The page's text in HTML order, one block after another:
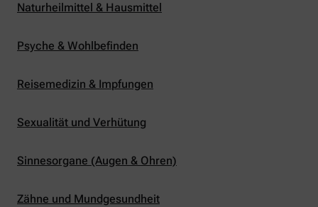
Naturheilmittel & Hausmittel
Psyche & Wohlbefinden
Reisemedizin & Impfungen
Sexualität und Verhütung
Sinnesorgane (Augen & Ohren)
Zähne und Mundgesundheit